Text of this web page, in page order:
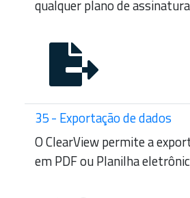
qualquer plano de
35 - Exportação de dados
O ClearView permite a
em PDF ou Planilha